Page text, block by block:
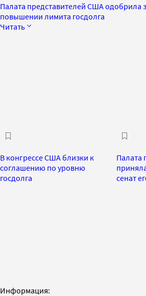
Палата представителей США одобрила
повышении лимита госдолга
Читать
В конгрессе США близки к
соглашению по уровню
госдолга
Палата
сенат
Информация: